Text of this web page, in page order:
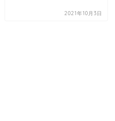
2021年10月3日